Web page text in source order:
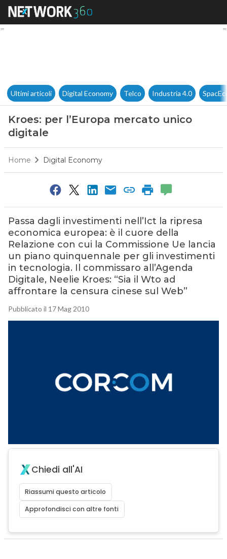
Kroes: per l’Europa mercato
Ultimi articoli Digital Economy Telco Industria 4.0
Kroes: per l’Europa mercato unico
digitale
Home Digital Economy
Passa dagli investimenti nell’Ict la ripresa
economica europea: è il cuore della
Relazione con cui la Commissione Ue lancia
un piano quinquennale per gli investimenti
in tecnologia. Il commissaro all’Agenda
Digitale, Neelie Kroes: “Sia il Wto ad
affrontare la censura cinese sul Web”
Pubblicato il 17 Mag 2010
Chiedi all'AI
Riassumi questo articolo
Approfondisci con altre fonti